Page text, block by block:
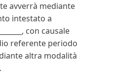
avverrà mediante
intestato a
con causale
referente periodo
altra modalità